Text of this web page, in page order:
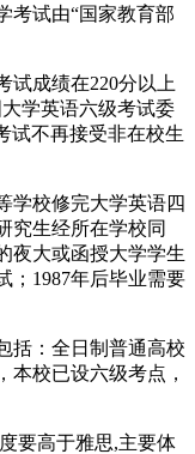
考试由“国家教育部
试成绩在220分以上
学英语六级考试委
试不再接受非在校生
学校修完大学英语四
究生经所在学校同
夜大或函授大学学生
；1987年后毕业需要
括：全日制普通高校
本校已设六级考点，
要高于雅思,主要体